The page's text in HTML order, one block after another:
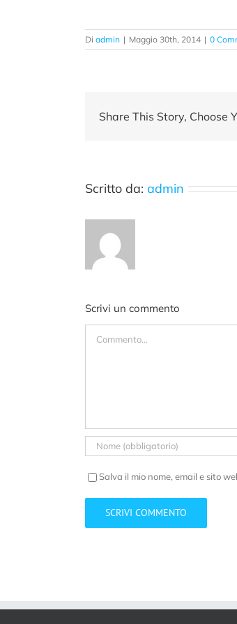
Di admin | Maggio 30th, 2014 | 0
Share This Story, Choose
Scritto da: admin
Scrivi un commento
Salva il mio nome, email e sito